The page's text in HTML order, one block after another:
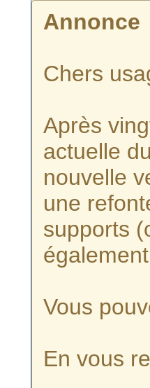
Annonce
Chers
Après
actuelle
nouvelle
une
supports
Vous
En vous